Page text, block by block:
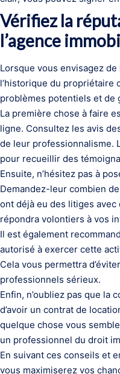
Vérifiez la
l’agence
Lorsque vous envisagez
l’historique du propriétaire
problèmes potentiels et de
La première chose à faire
ligne. Consultez les avis
de leur professionnalisme.
pour recueillir des
Ensuite, n’hésitez pas à
Demandez-leur combien
ont déjà eu des litiges
répondra volontiers à vos
Il est également
autorisé à exercer cette
Cela vous permettra
professionnels sérieux.
Enfin, n’oubliez pas que la
d’avoir un contrat de
quelque chose vous
un professionnel du droit
En suivant ces conseils et
vous maximiserez vos